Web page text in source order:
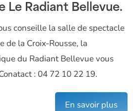
Le Radiant Bellevue.
conseille la salle de spectacle
de la Croix-Rousse, la
du Radiant Bellevue vous
: 04 72 10 22 19.
En savoir plus